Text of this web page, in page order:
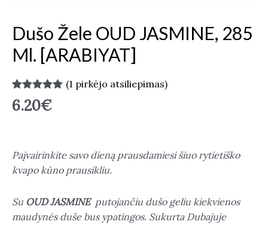
Dušo Žele OUD JASMINE, 285
Ml. [ARABIYAT]
Įvertinimas:
5.00iš 5
1
(1 pirkėjo atsiliepimas)
6.20€
Paįvairinkite savo dieną prausdamiesi šiuo rytietiško
kvapo kūno prausikliu.
Su OUD JASMINEputojančiu dušo geliu kiekvienos
maudynės duše bus ypatingos. Sukurta Dubajuje